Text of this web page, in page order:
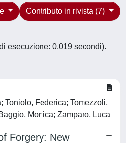
Contributo in rivista (7)
esecuzione: 0.019 secondi).
Toniolo, Federica; Tomezzoli,
Monica; Zamparo, Luca
Forgery: New